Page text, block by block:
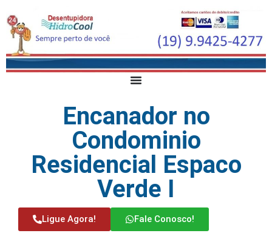
Encanador no
Condominio
Residencial Espaco
Verde I
Ligue Agora! Fale Conosco!